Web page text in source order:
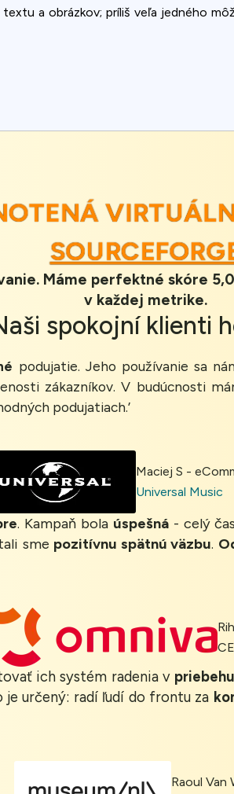
a obrázkov; príliš veľa jedného
Máme perfektné skóre
v každej metrike.
spokojní klienti
podujatie. Jeho používanie sa
zákazníkov. V budúcnosti
podujatiach.’
Maciej S -
Universal Music
. Kampaň bola úspešná- celý
sme pozitívnu spätnú väzbu.
ich systém radenia v
je určený: radí ľudí do frontu za
Raoul Van